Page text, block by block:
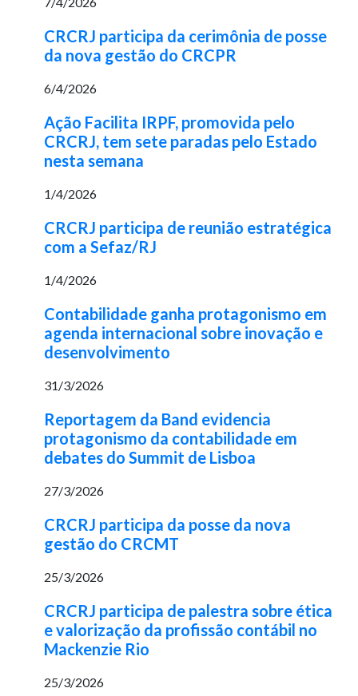
CRCRJ participa da cerimônia de posse
da nova gestão do CRCPR
6/4/2026
Ação Facilita IRPF, promovida pelo
CRCRJ, tem sete paradas pelo Estado
nesta semana
1/4/2026
CRCRJ participa de reunião estratégica
com a Sefaz/RJ
1/4/2026
Contabilidade ganha protagonismo em
agenda internacional sobre inovação e
desenvolvimento
31/3/2026
Reportagem da Band evidencia
protagonismo da contabilidade em
debates do Summit de Lisboa
27/3/2026
CRCRJ participa da posse da nova
gestão do CRCMT
25/3/2026
CRCRJ participa de palestra sobre ética
e valorização da profissão contábil no
Mackenzie Rio
25/3/2026